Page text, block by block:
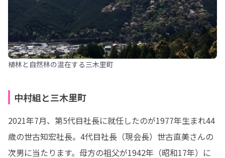
植林と自然林の混在する三木里町
中村組と三木里町
2021年7月、第5代目社長に就任したのが1977年生まれ44
歳の世古知宏社長。4代目社長（現会長）世古直美さんの
次男に当たります。母方の祖父が1942年（昭和17年）に